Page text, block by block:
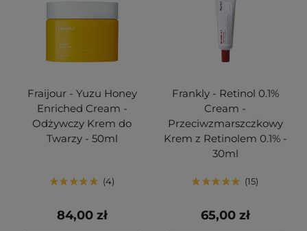
Fraijour - Yuzu Honey
Enriched Cream -
Odżywczy Krem do
Twarzy - 50ml
4
84,00 zł
Frankly - Retinol 0.1%
Cream -
Przeciwzmarszczkowy
Krem z Retinolem 0.1% -
30ml
15
65,00 zł